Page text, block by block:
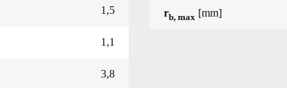
1,5
1,1
3,8
rb, max [mm]